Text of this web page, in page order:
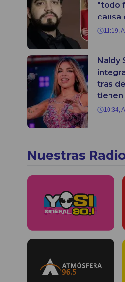
"todo
causa
11:19,
Naldy
tras
tienen
10:34,
Nuestras